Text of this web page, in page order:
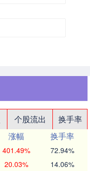
个股流出
换手率
涨幅
换手率
401.49% 72.94%
20.03% 14.06%